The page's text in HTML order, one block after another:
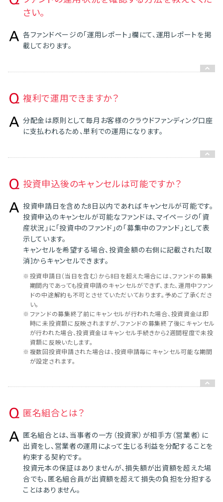
さい。
各ファンドページの「運用レポート」欄にて、運用レポートを掲
載しております。
複利で運用できますか？
分配金は原則として毎月お客様のクラウドファンディング口座
に支払われるため、単利での運用になります。
投資申込後のキャンセルは可能ですか？
投資申請日を含めた8日以内であればキャンセルが可能です。
投資申込のキャンセルが可能なファンドは、マイページの「資
産状況」に「投資中のファンド」の「募集中のファンド」として表
示しています。
キャンセルを希望する場合、投資金額の右側に記載された[取
消]からキャンセルできます。
※投資申請日（当日を含む）から8日を超えた場合には、ファンドの募集
期間内であっても投資申請のキャンセルができず、また、運用中ファン
ドの中途解約も不可とさせていただいております。予めご了承くださ
い。
※ファンドの募集終了前にキャンセルが行われた場合、投資資金は即
時に未投資額に反映されますが、ファンドの募集終了後にキャンセル
が行われた場合、投資資金はキャンセル手続きから2週間程度で未投
資額に反映いたします。
※複数回投資申請された場合は、投資申請毎にキャンセル可能な期間
が設定されます。
匿名組合とは？
匿名組合とは、当事者の一方（投資家）が相手方（営業者）に
出資をし、営業者の運用によって生じる利益を分配することを
約束する契約です。
投資元本の保証はありませんが、損失額が出資額を超えた場
合でも、匿名組合員が出資額を超えて損失の負担を分担する
ことはありません。